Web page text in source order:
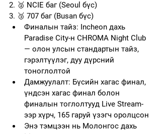
2. 🥈 NCIE баг (Seoul бүс)
3. 🥉 707 баг (Busan бүс)
Финалын тайз: Incheon дахь
Paradise City-н CHROMA Night Club
— олон улсын стандартын тайз,
гэрэлтүүлэг, дуу дүрсний
тоноглолтой
Дамжуулалт: Бүсийн хагас финал,
үндсэн хагас финал болон
финалын тоглолтууд Live Stream-
ээр хүрч, 165 гаруй үзэгч оролцсон
Энэ тэмцээн нь Молонгос дахь